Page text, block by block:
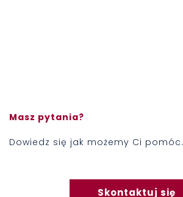
Masz pytania?
Dowiedz się jak możemy Ci pomóc.
Skontaktuj się